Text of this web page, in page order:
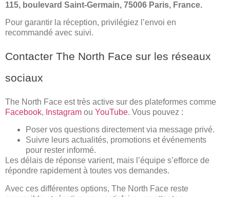
115, boulevard Saint-Germain, 75006 Paris, France.
Pour garantir la réception, privilégiez l’envoi en
recommandé avec suivi.
Contacter The North Face sur les réseaux
sociaux
The North Face est très active sur des plateformes comme
Facebook, Instagram ou YouTube. Vous pouvez :
Poser vos questions directement via message privé.
Suivre leurs actualités, promotions et événements
pour rester informé.
Les délais de réponse varient, mais l’équipe s’efforce de
répondre rapidement à toutes vos demandes.
Avec ces différentes options, The North Face reste